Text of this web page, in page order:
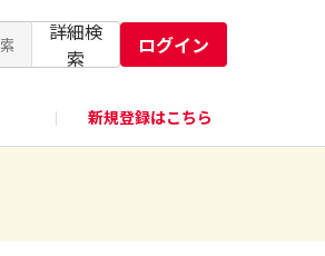
詳細検
索
ログイン
新規登録はこちら